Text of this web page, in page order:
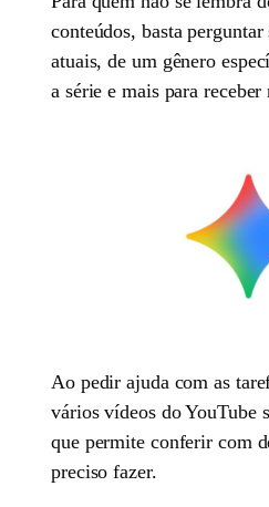
conteúdos, basta
atuais, de um gênero
a série e mais para receber
Ao pedir ajuda com as
vários vídeos do YouTube
que permite conferir com
preciso fazer.